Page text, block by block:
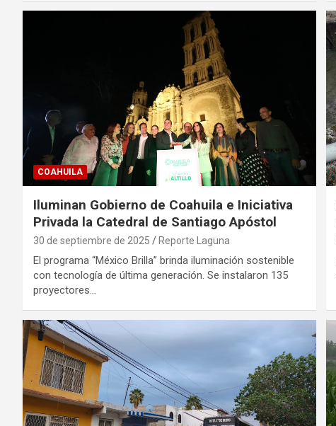
COAHUILA
Iluminan Gobierno de Coahuila e Iniciativa
Privada la Catedral de Santiago Apóstol
30 de septiembre de 2025 Reporte Laguna
El programa “México Brilla” brinda iluminación sostenible
con tecnología de última generación. Se instalaron 135
proyectores…